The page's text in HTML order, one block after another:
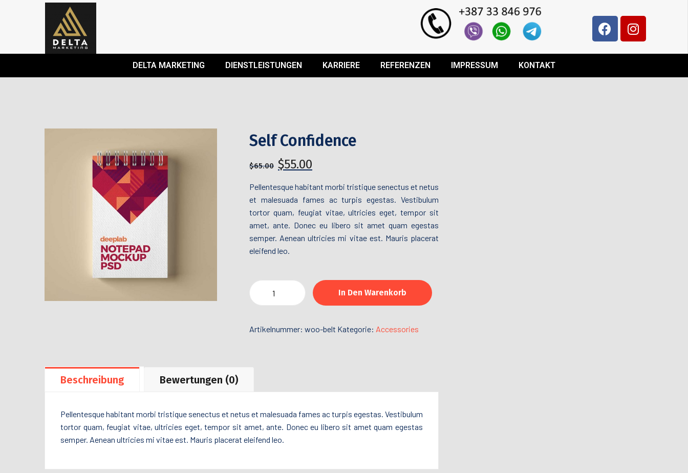
DELTA MARKETING DIENSTLEISTUNGEN KARRIERE REFERENZEN IMPRESSUM KONTAKT
Self Confidence
$65.00 $55.00
Pellentesque habitant morbi tristique senectus et netus
et malesuada fames ac turpis egestas. Vestibulum
tortor quam, feugiat vitae, ultricies eget, tempor sit
amet, ante. Donec eu libero sit amet quam egestas
semper. Aenean ultricies mi vitae est. Mauris placerat
eleifend leo.
In Den Warenkorb
Artikelnummer: woo-belt Kategorie: Accessories
Beschreibung Bewertungen (0)
Pellentesque habitant morbi tristique senectus et netus et malesuada fames ac turpis egestas. Vestibulum
tortor quam, feugiat vitae, ultricies eget, tempor sit amet, ante. Donec eu libero sit amet quam egestas
semper. Aenean ultricies mi vitae est. Mauris placerat eleifend leo.